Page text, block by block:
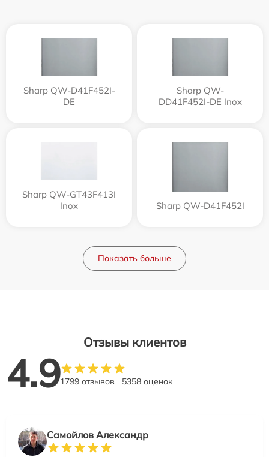
Sharp QW-D41F452I-
DE
Sharp QW-
DD41F452I-DE Inox
Sharp QW-GT43F413I
Inox
Sharp QW-D41F452I
Показать больше
Отзывы клиентов
4.91799 отзывов 5358 оценок
Самойлов Александр